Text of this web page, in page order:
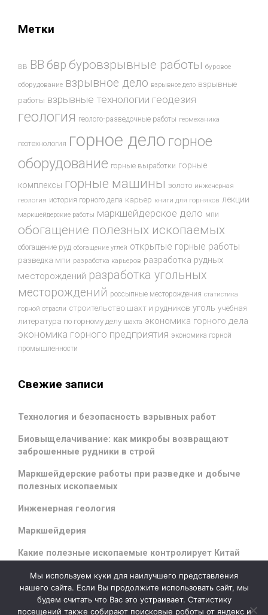
Метки
ВВ ВВ бвр буровзрывные работы буровое
оборудование взрывное дело взрывное дело взрывные
работы взрывные технологии геодезия
геология геолого-разведочные работы геомеханика
геотехнология горное дело горное
оборудование горные выработки горные
комплексы горные машины золото инженерная
геология история горного дела карьер книги для горняков лекции
маркшейдерские работы маркшейдерское дело мпи
обогащение полезных ископаемых
обогащение руд обогащение углей открытые горные работы
разведка мпи разработка карьеров разработка рудных
месторождений разработка угольных
месторождений россыпные месторождения статистика
горной отрасли строительство шахт и рудников уголь учебная
литература по горному делу шахта экономика горного дела
экономика горного предприятия экономика горной
промышленности
Свежие записи
Технология и безопасность взрывных работ
Биовыщелачивание: как микробы возвращают
заброшенные рудники в строй
Маркшейдерские работы при разведке и добыче
полезных ископаемых
Инженерная геология
Маркшейдерия
Какие полезные ископаемые контролирует Китай
evolvetheme by Theme4Press - Powered by WordPress
Мы используем куки для наилучшего представления
нашего сайта. Если Вы продолжите использовать сайт, мы
будем считать что Вас это устраивает. Статистику
посещений также собирают поисковые роботы от яндекс и